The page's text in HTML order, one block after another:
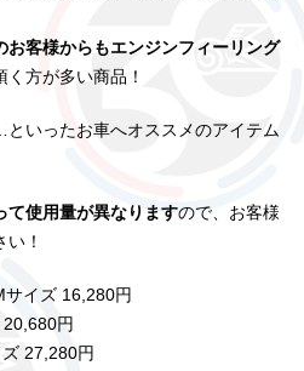
お客様からもエンジンフィーリング
く方が多い商品！
いったお車へオススメのアイテム
て使用量が異なりますので、お客様
！
イズ 16,280円
円
円